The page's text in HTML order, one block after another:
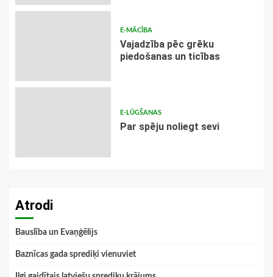
E-MĀCĪBA
Vajadzība pēc grēku
piedošanas un ticības
E-LŪGŠANAS
Par spēju noliegt sevi
Atrodi
Bauslība un Evaņģēlijs
Baznīcas gada sprediķi vienuviet